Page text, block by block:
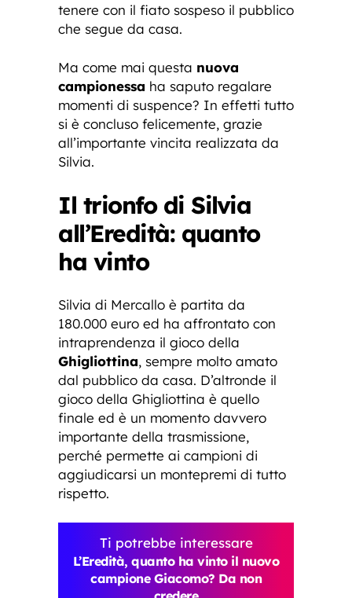
tenere con il fiato sospeso il pubblico
che segue da casa.
Ma come mai questa nuova
campionessa ha saputo regalare
momenti di suspence? In effetti tutto
si è concluso felicemente, grazie
all’importante vincita realizzata da
Silvia.
Il trionfo di Silvia
all’Eredità: quanto
ha vinto
Silvia di Mercallo è partita da
180.000 euro ed ha affrontato con
intraprendenza il gioco della
Ghigliottina, sempre molto amato
dal pubblico da casa. D’altronde il
gioco della Ghigliottina è quello
finale ed è un momento davvero
importante della trasmissione,
perché permette ai campioni di
aggiudicarsi un montepremi di tutto
rispetto.
Ti potrebbe interessare
L’Eredità, quanto ha vinto il nuovo
campione Giacomo? Da non